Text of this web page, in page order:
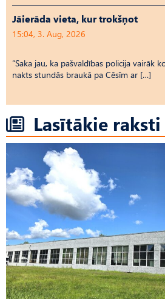
Jāierāda vieta, kur trokšņot
15:04, 3. Aug, 2026
“Saka jau, ka pašvaldības policija vairāk
nakts stundās braukā pa Cēsīm ar […]
Lasītākie raksti